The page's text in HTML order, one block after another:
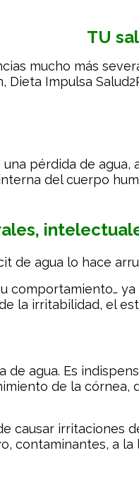
TU
mucho más
Dieta Impulsa
pérdida de
del cuerpo
de agua lo hace
comportamiento…
la irritabilidad, el
de agua. Es
de la
causar irritaciones
contaminantes, a